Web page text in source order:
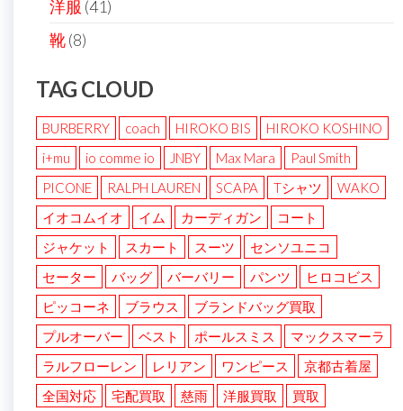
洋服 (41)
靴(8)
TAG CLOUD
BURBERRY coach HIROKO BIS
HIROKO KOSHINO
i+mu
io comme io JNBY Max Mara
Paul Smith
PICONE
RALPH LAUREN SCAPA Tシャツ
WAKO
イオコムイオ
イム カーディガン
コート
ジャケット
スカート スーツ
センソユニコ
セーター
バッグ バーバリー パンツ
ヒロコビス
ピッコーネ
ブラウス
ブランドバッグ買取
プルオーバー
ベスト ポールスミス
マックスマーラ
ラルフローレン
レリアン ワンピース
京都古着屋
全国対応
宅配買取 慈雨 洋服買取
買取